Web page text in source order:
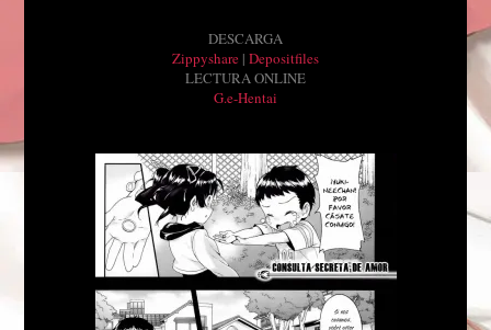
DESCARGA
Zippyshare | Depositfiles
LECTURA ONLINE
G.e-Hentai